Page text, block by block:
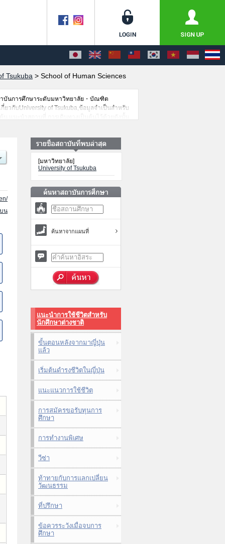
Tsukuba > School of Human Sciences
ถาบันการศึกษาระดับมหาวิทยาลัย・บัณฑิต
วกับUniversity of Tsukuba,ข้อมูลจำเป็นสำหรับ
น
[มหาวิทยาลัย]
University of Tsukuba
ค้นหาจากแผนที่
แนะนำการใช้ชีวิตสำหรับ
นักศึกษาต่างชาติ
ขั้นตอนหลังจากมาญี่ปุ่น
แล้ว
เริ่มต้นดำรงชีวิตในญี่ปุ่น
แนะแนวการใช้ชีวิต
การสมัครขอรับทุนการ
ศึกษา
การทำงานพิเศษ
วีซ่า
ท้าทายกับการแลกเปลี่ยน
วัฒนธรรม
ที่ปรึกษา
ข้อควรระวังเมื่อจบการ
ศึกษา